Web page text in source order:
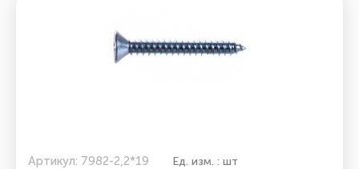
Артикул: 7982-2,2*19 Ед. изм. : шт